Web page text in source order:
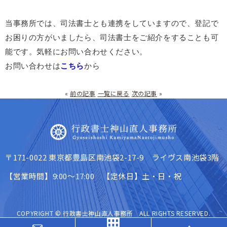
当事務所では、司法書士とも連携をしていますので、登記で
お困りの方がいましたら、司法書士をご紹介をすることも可
能です。気軽にお問い合わせください。
お問い合わせはこちらから
« 前の記事 一覧に戻る 次の記事 »
〒171-0022 東京都豊島区南池袋2-17-9 ライヴス南池袋3階
【営業時間】9:00～17:00 【定休日】土・日・祝
COPYRIGHT © 行政書士神山直人事務所 ALL RIGHTS RESERVED.